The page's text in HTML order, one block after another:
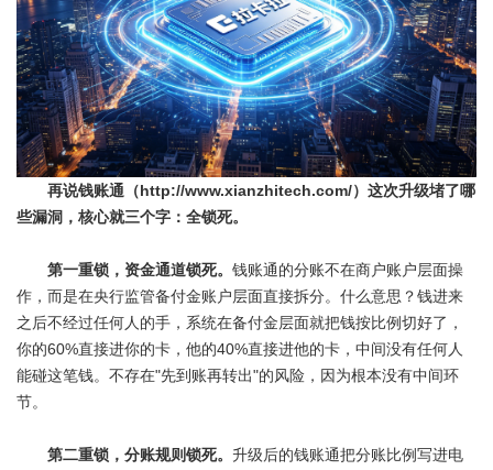
再说钱账通（http://www.xianzhitech.com/）这次升级堵了哪
些漏洞，核心就三个字：全锁死。
第一重锁，资金通道锁死。 钱账通的分账不在商户账户层面操
作，而是在央行监管备付金账户层面直接拆分。什么意思？钱进来
之后不经过任何人的手，系统在备付金层面就把钱按比例切好了，
你的60%直接进你的卡，他的40%直接进他的卡，中间没有任何人
能碰这笔钱。不存在"先到账再转出"的风险，因为根本没有中间环
节。
第二重锁，分账规则锁死。 升级后的钱账通把分账比例写进电